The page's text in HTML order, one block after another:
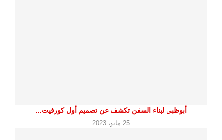
أبوظبي لبناء السفن تكشف عن تصميم أول كورفيت...
25 مايو، 2023